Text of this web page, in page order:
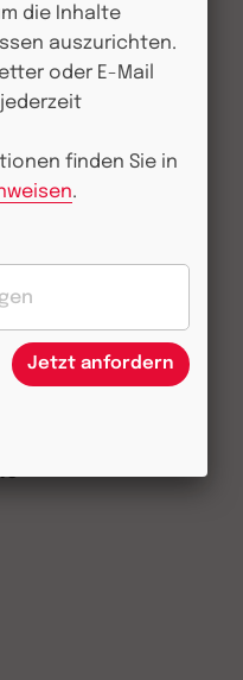
die Inhalte
auszurichten.
oder E-Mail
finden Sie in
.
Jetzt anfordern